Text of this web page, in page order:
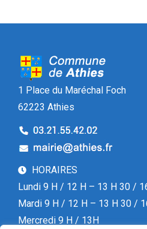
1 Place du Maréchal Foch
62223 Athies
HORAIRES
Lundi 9 H / 12 H – 13 H 30 /
Mardi 9 H / 12 H – 13 H 30 /
Mercredi 9 H / 13H